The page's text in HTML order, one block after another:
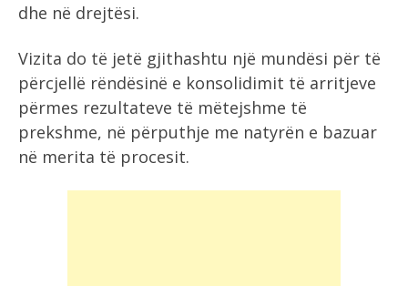
dhe në drejtësi.
Vizita do të jetë gjithashtu një mundësi për të
përcjellë rëndësinë e konsolidimit të arritjeve
përmes rezultateve të mëtejshme të
prekshme, në përputhje me natyrën e bazuar
në merita të procesit.